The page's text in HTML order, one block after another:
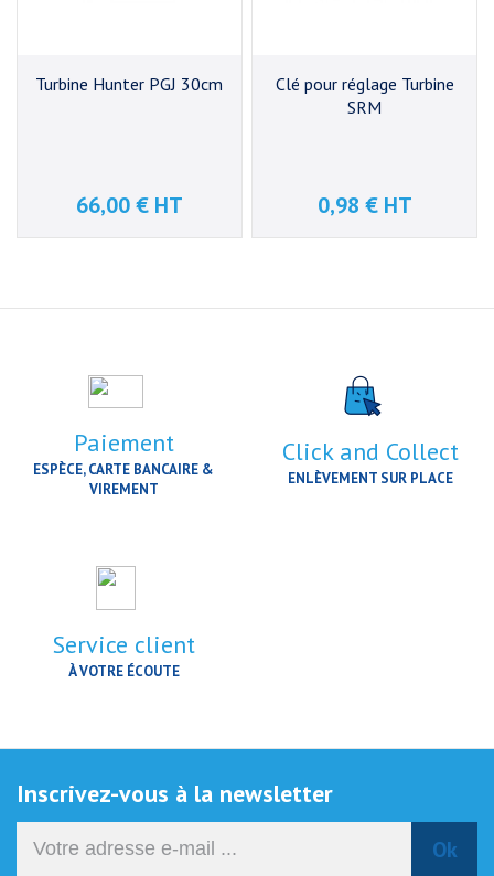
Turbine Hunter PGJ 30cm
Prix
66,00 € HT
Clé pour réglage Turbine
SRM
Prix
0,98 € HT
Paiement
ESPÈCE, CARTE BANCAIRE &
VIREMENT
Click and Collect
ENLÈVEMENT SUR PLACE
Service client
À VOTRE ÉCOUTE
Inscrivez-vous à la newsletter